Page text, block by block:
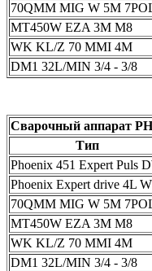
70QMM MIG W 5M
MT450W EZA 3M M8
WK KL/Z 70 MMІ 4M
DM1 32L/MIN 3/4 - 3/8
Сварочный аппарат
Тип
Phoenix 451 Expert Puls
Phoenix Expert drive 4L
70QMM MIG W 5M
MT450W EZA 3M M8
WK KL/Z 70 MMІ 4M
DM1 32L/MIN 3/4 - 3/8